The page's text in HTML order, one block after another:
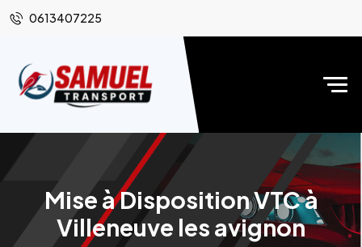
0613407225
Mise à Disposition VTC à
Villeneuve les avignon